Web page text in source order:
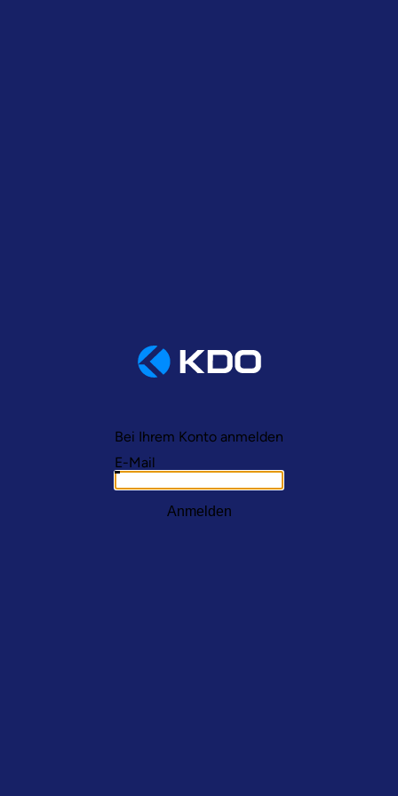
Bei Ihrem Konto anmelden
E-Mail
Anmelden